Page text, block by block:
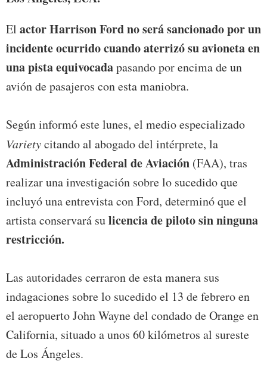
El actor Harrison Fordno será sancionado por un
incidente ocurrido cuando aterrizó su avioneta en
una pista equivocadapasando por encima de un
avión de pasajeros con esta maniobra.
Según informó este lunes, el medio especializado
Varietycitando al abogado del intérprete, la
Administración Federal de Aviación (FAA), tras
realizar una investigación sobre lo sucedido que
incluyó una entrevista con Ford, determinó que el
artista conservará sulicencia de piloto sin ninguna
restricción.
Las autoridades cerraron de esta manera sus
indagaciones sobre lo sucedido el 13 de febrero en
el aeropuerto John Wayne del condado de Orange en
California, situado a unos 60 kilómetros al sureste
de Los Ángeles.